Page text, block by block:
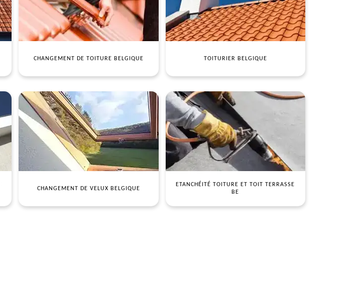
CHANGEMENT DE TOITURE BELGIQUE TOITURIER BELGIQUE
CHANGEMENT DE VELUX BELGIQUE
ETANCHÉITÉ TOITURE ET TOIT TERRASSE
BE